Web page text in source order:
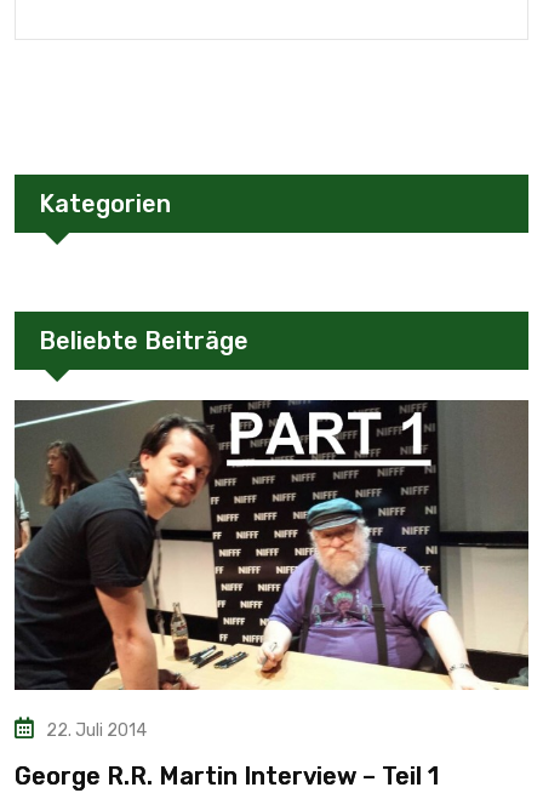
Kategorien
Beliebte Beiträge
22. Juli 2014
George R.R. Martin Interview – Teil 1